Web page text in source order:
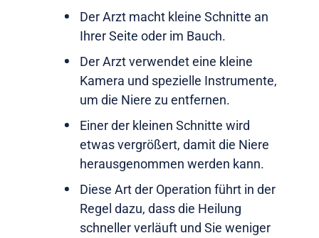
Der Arzt macht kleine Schnitte an
Ihrer Seite oder im Bauch.
Der Arzt verwendet eine kleine
Kamera und spezielle Instrumente,
um die Niere zu entfernen.
Einer der kleinen Schnitte wird
etwas vergrößert, damit die Niere
herausgenommen werden kann.
Diese Art der Operation führt in der
Regel dazu, dass die Heilung
schneller verläuft und Sie weniger